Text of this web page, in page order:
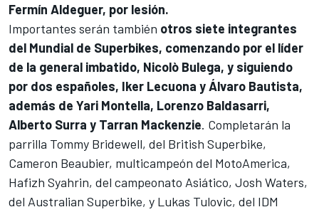
Fermín Aldeguer, por lesión.
Importantes serán también otros siete integrantes
del Mundial de Superbikes, comenzando por el líder
de la general imbatido, Nicolò Bulega, y siguiendo
por dos españoles, Iker Lecuona yÁlvaro Bautista,
además de Yari Montella, Lorenzo Baldasarri,
Alberto Surra y Tarran Mackenzie. Completarán la
parrilla Tommy Bridewell, del British Superbike,
Cameron Beaubier, multicampeón del MotoAmerica,
Hafizh Syahrin, del campeonato Asiático, Josh Waters,
del Australian Superbike, y Lukas Tulovic, del IDM